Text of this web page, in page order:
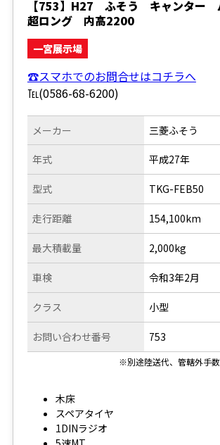
【753】H27 ふそう キャンター
超ロング 内高2200
一宮展示場
☎スマホでのお問合せはコチラへ
℡(0586-68-6200)
メーカー
年式
型式
走行距離
三菱ふそう
平成27年
TKG-FEB50
154,100km
最大積載量
車検
クラス
お問い合わせ番号
2,000kg
令和3年2月
小型
753
※別途陸送代、管轄外手
木床
スペアタイヤ
1DINラジオ